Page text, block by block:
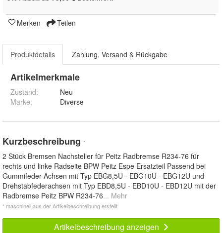
Merken Teilen
Produktdetails Zahlung, Versand & Rückgabe
Artikelmerkmale
Zustand:
Neu
Marke:
Diverse
Kurzbeschreibung *
2 Stück Bremsen Nachsteller für Peitz Radbremse R234-76 für
rechts und linke Radseite BPW Peitz Espe Ersatzteil Passend bei
Gummifeder-Achsen mit Typ EBG8,5U - EBG10U - EBG12U und
Drehstabfederachsen mit Typ EBD8,5U - EBD10U - EBD12U mit der
Radbremse Peitz BPW R234-76... Mehr
* maschinell aus der Artikelbeschreibung erstellt
Artikelbeschreibung anzeigen